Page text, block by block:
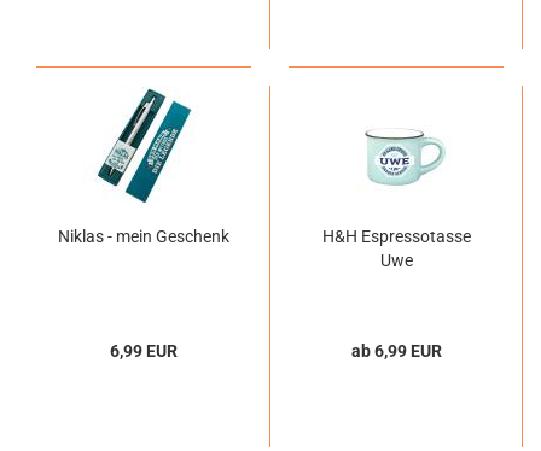
Niklas - mein Geschenk
6,99 EUR
H&H Espressotasse
Uwe
ab 6,99 EUR